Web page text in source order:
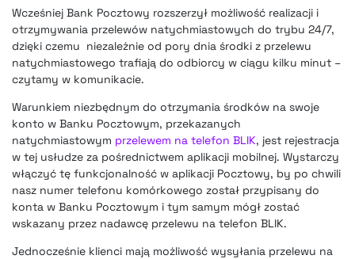
Wcześniej Bank Pocztowy rozszerzył możliwość realizacji i
otrzymywania przelewów natychmiastowych do trybu 24/7,
dzięki czemu niezależnie od pory dnia środki z przelewu
natychmiastowego trafiają do odbiorcy w ciągu kilku minut –
czytamy w komunikacie.
Warunkiem niezbędnym do otrzymania środków na swoje
konto w Banku Pocztowym, przekazanych
natychmiastowym przelewem na telefon BLIK, jest rejestracja
w tej usłudze za pośrednictwem aplikacji mobilnej. Wystarczy
włączyć tę funkcjonalność w aplikacji Pocztowy, by po chwili
nasz numer telefonu komórkowego został przypisany do
konta w Banku Pocztowym i tym samym mógł zostać
wskazany przez nadawcę przelewu na telefon BLIK.
Jednocześnie klienci mają możliwość wysyłania przelewu na